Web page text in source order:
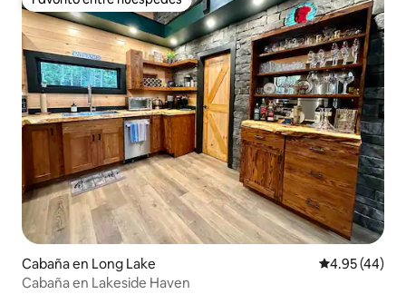
Favorito entre huéspedes
Cabaña en Long Lake Calificación
4.95 (44)
Cabaña en Lakeside Haven